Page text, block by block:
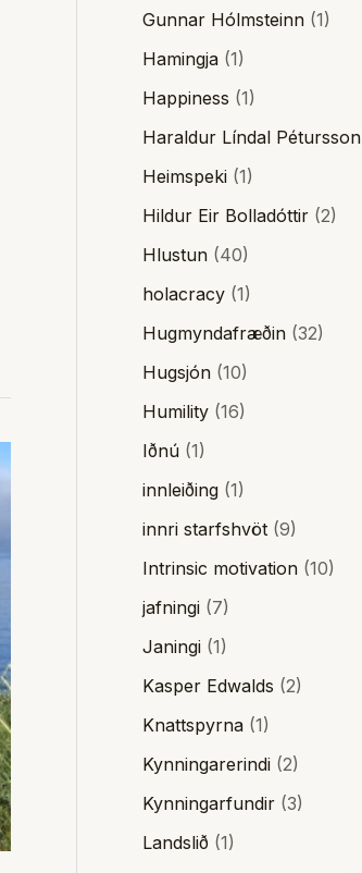
Gunnar Hólmsteinn (1)
Hamingja (1)
Happiness (1)
Haraldur Líndal Pétursson
Heimspeki (1)
Hildur Eir Bolladóttir (2)
Hlustun (40)
holacracy (1)
Hugmyndafræðin (32)
Hugsjón (10)
Humility (16)
Iðnú (1)
innleiðing (1)
innri starfshvöt (9)
Intrinsic motivation (10)
jafningi (7)
Janingi (1)
Kasper Edwalds (2)
Knattspyrna (1)
Kynningarerindi (2)
Kynningarfundir (3)
Landslið (1)